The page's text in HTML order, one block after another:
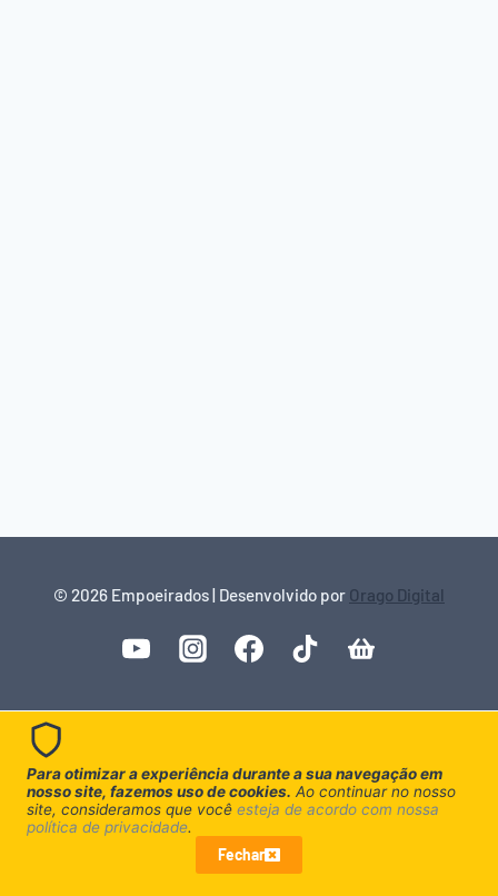
© 2026 Empoeirados | Desenvolvido por Orago Digital
Para otimizar a experiência durante a sua navegação em
nosso site, fazemos uso de cookies. Ao continuar no nosso
site, consideramos que você esteja de acordo com nossa
política de privacidade.
Fechar